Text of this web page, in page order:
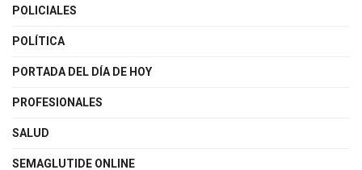
POLICIALES
POLÍTICA
PORTADA DEL DÍA DE HOY
PROFESIONALES
SALUD
SEMAGLUTIDE ONLINE